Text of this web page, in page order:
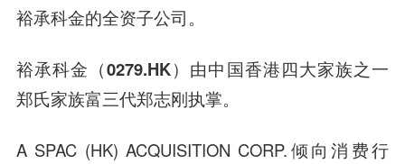
裕承科金的全资子公司。
裕承科金（0279.HK）由中国香港四大家族之一
郑氏家族富三代郑志刚执掌。
A SPAC (HK) ACQUISITION CORP.倾向消费行